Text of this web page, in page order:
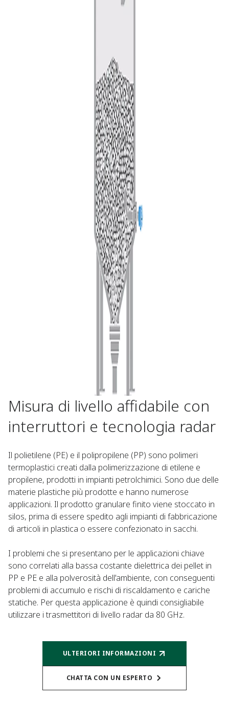
Misura di livello affidabile con
interruttori e tecnologia radar
Il polietilene (PE) e il polipropilene (PP) sono polimeri
termoplastici creati dalla polimerizzazione di etilene e
propilene, prodotti in impianti petrolchimici. Sono due delle
materie plastiche più prodotte e hanno numerose
applicazioni. Il prodotto granulare finito viene stoccato in
silos, prima di essere spedito agli impianti di fabbricazione
di articoli in plastica o essere confezionato in sacchi.
I problemi che si presentano per le applicazioni chiave
sono correlati alla bassa costante dielettrica dei pellet in
PP e PE e alla polverosità dell'ambiente, con conseguenti
problemi di accumulo e rischi di riscaldamento e cariche
statiche. Per questa applicazione è quindi consigliabile
utilizzare i trasmettitori di livello radar da 80 GHz.
ULTERIORI INFORMAZIONI​
CHATTA CON UN ESPERTO